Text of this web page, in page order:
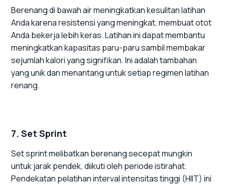
Berenang di bawah air meningkatkan kesulitan latihan
Anda karena resistensi yang meningkat, membuat otot
Anda bekerja lebih keras. Latihan ini dapat membantu
meningkatkan kapasitas paru-paru sambil membakar
sejumlah kalori yang signifikan. Ini adalah tambahan
yang unik dan menantang untuk setiap regimen latihan
renang.
7. Set Sprint
Set sprint melibatkan berenang secepat mungkin
untuk jarak pendek, diikuti oleh periode istirahat.
Pendekatan pelatihan interval intensitas tinggi (HIIT) ini